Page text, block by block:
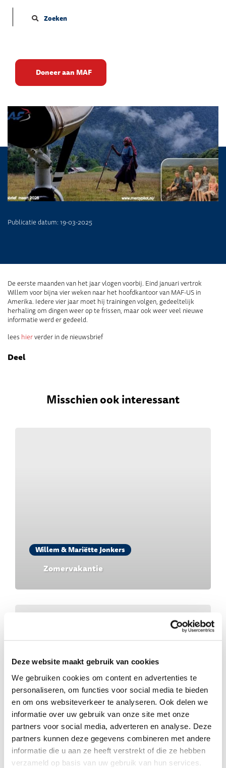
Deze website maakt gebruik van cookies
We gebruiken cookies om content en advertenties te
personaliseren, om functies voor social media te bieden
en om ons websiteverkeer te analyseren. Ook delen we
informatie over uw gebruik van onze site met onze
partners voor social media, adverteren en analyse. Deze
partners kunnen deze gegevens combineren met andere
informatie die u aan ze heeft verstrekt of die ze hebben
verzameld op basis van uw gebruik van hun services.
Zoeken
Doneer aan MAF
Training en een
Bijbelvertaling
Publicatie datum: 19-03-2025
De eerste maanden van het jaar vlogen voorbij. Eind januari vertrok
Willem voor bijna vier weken naar het hoofdkantoor van MAF-US in
Amerika. Iedere vier jaar moet hij trainingen volgen, gedeeltelijk
herhaling om dingen weer op te frissen, maar ook weer veel nieuwe
informatie werd er gedeeld.
lees hierverder in de nieuwsbrief
Deel
Misschien ook interessant
Willem & Mariëtte Jonkers
Zomervakantie
Willem & Mariëtte Jonkers
Zingend stonden de mensen hen op te
wachten